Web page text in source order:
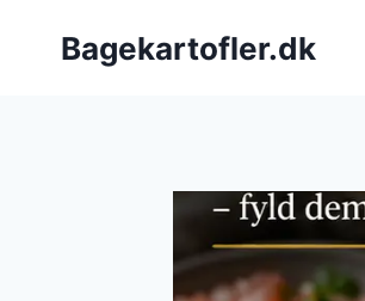
Bagekartofler.dk